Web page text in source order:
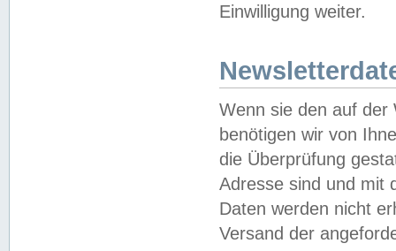
Einwilligung weiter.
Wenn sie den auf der
benötigen wir von
die Überprüfung
Adresse sind und mit
Daten werden nicht
Versand der